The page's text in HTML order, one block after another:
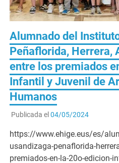
Alumnado del
Peñaflorida, Herrera,
entre los premiados
Infantil y Juvenil de
Humanos
Publicada el04/05/2024
https://www.ehige.eus/es/
usandizaga-penaflorida-
premiados-en-la-20o-edicion-
derechos-humanos/